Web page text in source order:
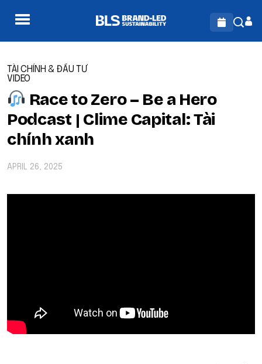
TÀI CHÍNH & ĐẦU TƯ
VIDEO
Race to Zero – Be a Hero
Podcast | Clime Capital: Tài
chính xanh
APRIL 26, 2025